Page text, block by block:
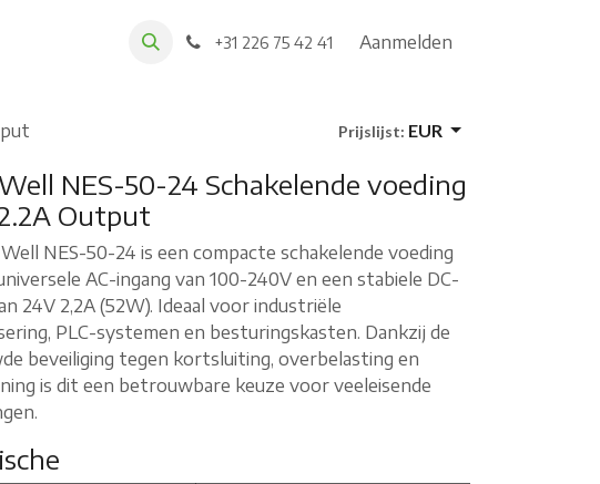
+31 226 75 42 41 Aanmelden
Prijslijst: EUR
NES-50-24 Schakelende voeding
Output
NES-50-24 is een compacte schakelende voeding
AC-ingang van 100-240V en een stabiele DC-
24V 2,2A (52W). Ideaal voor industriële
PLC-systemen en besturingskasten. Dankzij de
beveiliging tegen kortsluiting, overbelasting en
is dit een betrouwbare keuze voor veeleisende